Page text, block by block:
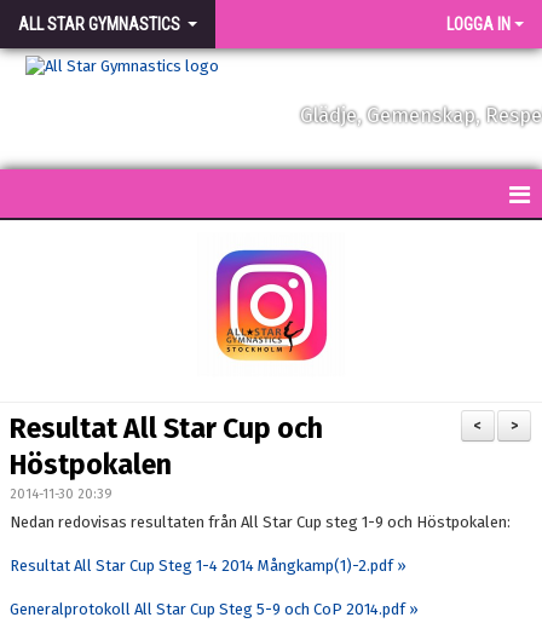
ALL STAR GYMNASTICS LOGGA IN
Glädje, Gemenskap,
VÅRA TRÄNARE
DOKUMENT
BOKNING
>
<
Resultat All Star Cup och
Höstpokalen
2014-11-30 20:39
Nedan redovisas resultaten från All Star Cup steg 1-9 och Höstpokalen:
Resultat All Star Cup Steg 1-4 2014 Mångkamp(1)-2.pdf »
Generalprotokoll All Star Cup Steg 5-9 och CoP 2014.pdf »